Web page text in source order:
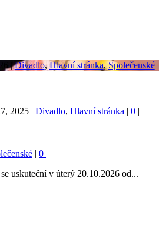
|Divadlo, Hlavní stránka,Společenské|
2025| Divadlo, Hlavní stránka | 0 |
| 0 |
uskuteční v úterý 20.10.2026 od...